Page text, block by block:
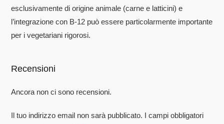
esclusivamente di origine animale (carne e latticini) e
l’integrazione con B-12 può essere particolarmente importante
per i vegetariani rigorosi.
Recensioni
Ancora non ci sono recensioni.
Il tuo indirizzo email non sarà pubblicato. I campi obbligatori